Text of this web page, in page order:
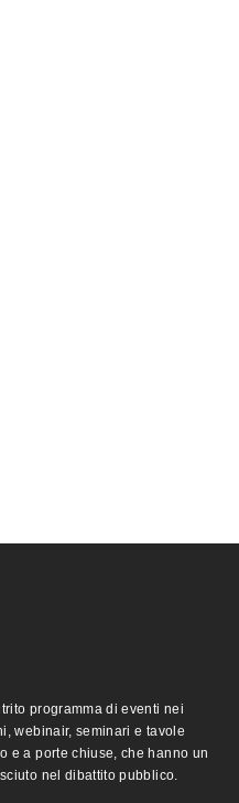
programma di eventi nei
webinair, seminari e tavole
e a porte chiuse, che hanno un
nel dibattito pubblico.